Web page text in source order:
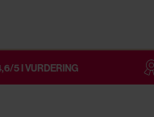
5 I VURDERING